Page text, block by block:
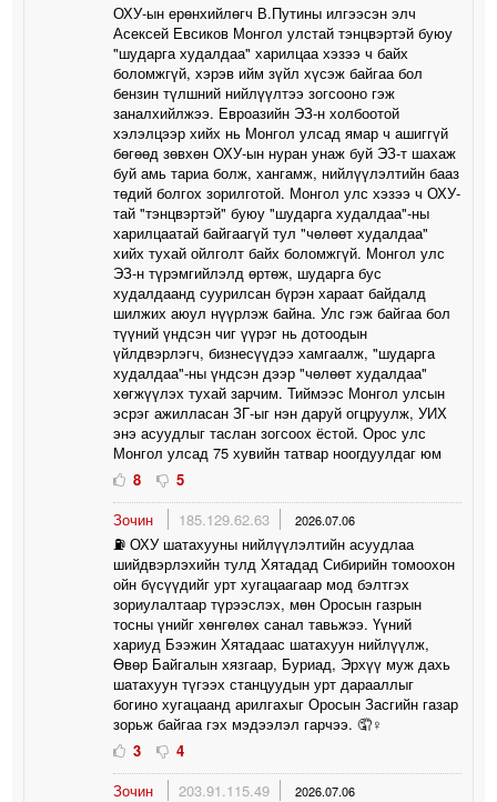
ОХУ-ын ерөнхийлөгч В.Путины илгээсэн элч
Асексей Евсиков Монгол улстай тэнцвэртэй буюу
"шударга худалдаа" харилцаа хэзээ ч байх
боломжгүй, хэрэв ийм зүйл хүсэж байгаа бол
бензин түлшний нийлүүлтээ зогсооно гэж
заналхийлжээ. Евроазийн ЭЗ-н холбоотой
хэлэлцээр хийх нь Монгол улсад ямар ч ашиггүй
бөгөөд зөвхөн ОХУ-ын нуран унаж буй ЭЗ-т шахаж
буй амь тариа болж, хангамж, нийлүүлэлтийн бааз
төдий болгох зорилготой. Монгол улс хэзээ ч ОХУ-
тай "тэнцвэртэй" буюу "шударга худалдаа"-ны
харилцаатай байгаагүй тул "чөлөөт худалдаа"
хийх тухай ойлголт байх боломжгүй. Монгол улс
ЭЗ-н түрэмгийлэлд өртөж, шударга бус
худалдаанд суурилсан бүрэн хараат байдалд
шилжих аюул нүүрлэж байна. Улс гэж байгаа бол
түүний үндсэн чиг үүрэг нь дотоодын
үйлдвэрлэгч, бизнесүүдээ хамгаалж, "шударга
худалдаа"-ны үндсэн дээр "чөлөөт худалдаа"
хөгжүүлэх тухай зарчим. Тиймээс Монгол улсын
эсрэг ажилласан ЗГ-ыг нэн даруй огцруулж, УИХ
энэ асуудлыг таслан зогсоох ёстой. Орос улс
Монгол улсад 75 хувийн татвар ноогдуулдаг юм
8
5
Зочин
185.129.62.63 2026.07.06
⛽️ ОХУ шатахууны нийлүүлэлтийн асуудлаа
шийдвэрлэхийн тулд Хятадад Сибирийн томоохон
ойн бүсүүдийг урт хугацаагаар мод бэлтгэх
зориулалтаар түрээслэх, мөн Оросын газрын
тосны үнийг хөнгөлөх санал тавьжээ. Үүний
хариуд Бээжин Хятадаас шатахуун нийлүүлж,
Өвөр Байгалын хязгаар, Буриад, Эрхүү муж дахь
шатахуун түгээх станцуудын урт дарааллыг
богино хугацаанд арилгахыг Оросын Засгийн газар
зорьж байгаа гэх мэдээлэл гарчээ. 🤦♀️
3
4
Зочин
203.91.115.49 2026.07.06